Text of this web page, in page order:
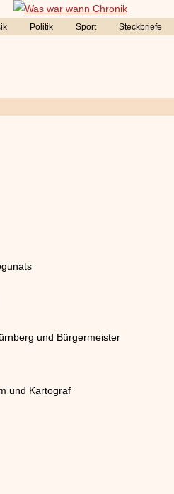
Politik Sport Steckbriefe
und Bürgermeister
und Kartograf